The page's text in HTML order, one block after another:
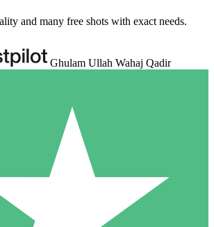
and many free shots with exact needs.
Ghulam Ullah Wahaj Qadir